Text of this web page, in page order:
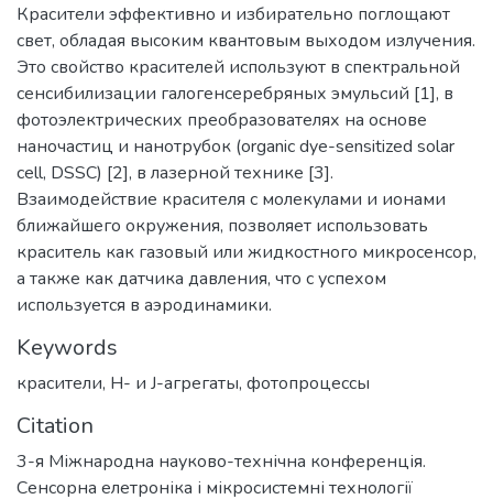
Красители эффективно и избирательно поглощают
свет, обладая высоким квантовым выходом излучения.
Это свойство красителей используют в спектральной
сенсибилизации галогенсеребряных эмульсий [1], в
фотоэлектрических преобразователях на основе
наночастиц и нанотрубок (organic dye-sensitized solar
cell, DSSC) [2], в лазерной технике [3].
Взаимодействие красителя с молекулами и ионами
ближайшего окружения, позволяет использовать
краситель как газовый или жидкостного микросенсор,
а также как датчика давления, что с успехом
используется в аэродинамики.
Keywords
красители, Н- и J-агрегаты, фотопроцессы
Citation
3-я Міжнародна науково-технічна конференція.
Сенсорна елетроніка і мікросистемні технології